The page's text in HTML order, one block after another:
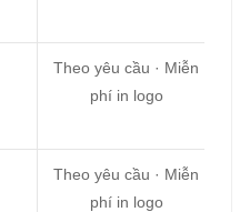
Theo yêu cầu · Miễn
phí in logo
Theo yêu cầu · Miễn
phí in logo